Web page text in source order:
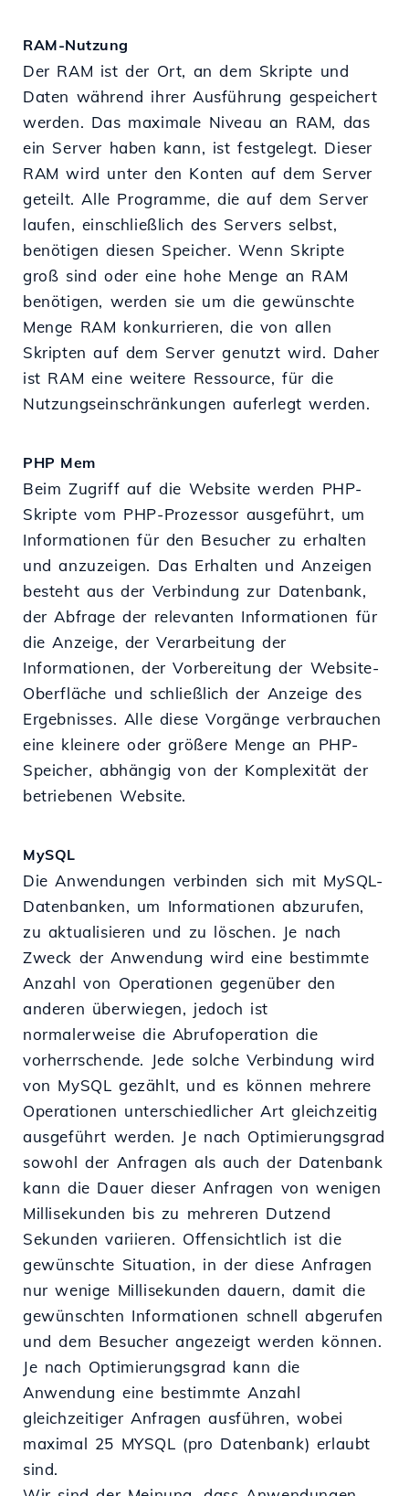
RAM-Nutzung
Der RAM ist der Ort, an dem Skripte und
Daten während ihrer Ausführung gespeichert
werden. Das maximale Niveau an RAM, das
ein Server haben kann, ist festgelegt. Dieser
RAM wird unter den Konten auf dem Server
geteilt. Alle Programme, die auf dem Server
laufen, einschließlich des Servers selbst,
benötigen diesen Speicher. Wenn Skripte
groß sind oder eine hohe Menge an RAM
benötigen, werden sie um die gewünschte
Menge RAM konkurrieren, die von allen
Skripten auf dem Server genutzt wird. Daher
ist RAM eine weitere Ressource, für die
Nutzungseinschränkungen auferlegt werden.
PHP Mem
Beim Zugriff auf die Website werden PHP-
Skripte vom PHP-Prozessor ausgeführt, um
Informationen für den Besucher zu erhalten
und anzuzeigen. Das Erhalten und Anzeigen
besteht aus der Verbindung zur Datenbank,
der Abfrage der relevanten Informationen für
die Anzeige, der Verarbeitung der
Informationen, der Vorbereitung der Website-
Oberfläche und schließlich der Anzeige des
Ergebnisses. Alle diese Vorgänge verbrauchen
eine kleinere oder größere Menge an PHP-
Speicher, abhängig von der Komplexität der
betriebenen Website.
MySQL
Die Anwendungen verbinden sich mit MySQL-
Datenbanken, um Informationen abzurufen,
zu aktualisieren und zu löschen. Je nach
Zweck der Anwendung wird eine bestimmte
Anzahl von Operationen gegenüber den
anderen überwiegen, jedoch ist
normalerweise die Abrufoperation die
vorherrschende. Jede solche Verbindung wird
von MySQL gezählt, und es können mehrere
Operationen unterschiedlicher Art gleichzeitig
ausgeführt werden. Je nach Optimierungsgrad
sowohl der Anfragen als auch der Datenbank
kann die Dauer dieser Anfragen von wenigen
Millisekunden bis zu mehreren Dutzend
Sekunden variieren. Offensichtlich ist die
gewünschte Situation, in der diese Anfragen
nur wenige Millisekunden dauern, damit die
gewünschten Informationen schnell abgerufen
und dem Besucher angezeigt werden können.
Je nach Optimierungsgrad kann die
Anwendung eine bestimmte Anzahl
gleichzeitiger Anfragen ausführen, wobei
maximal 25 MYSQL (pro Datenbank) erlaubt
sind.